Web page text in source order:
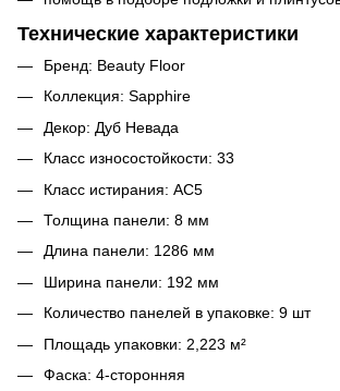
Технические характеристики
Бренд: Beauty Floor
Коллекция: Sapphire
Декор: Дуб Невада
Класс износостойкости: 33
Класс истирания: AC5
Толщина панели: 8 мм
Длина панели: 1286 мм
Ширина панели: 192 мм
Количество панелей в упаковке: 9 шт
Площадь упаковки: 2,223 м²
Фаска: 4-сторонняя